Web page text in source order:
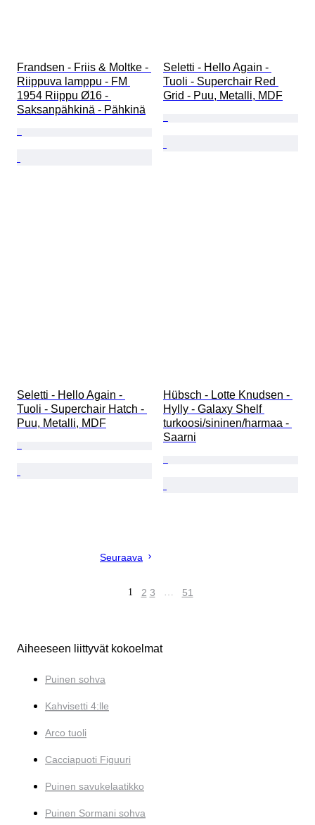
Frandsen - Friis & Moltke -
Riippuva lamppu - FM
1954 Riippu Ø16 -
Saksanpähkinä - Pähkinä
Seletti - Hello Again -
Tuoli - Superchair Red
Grid - Puu, Metalli, MDF
Seletti - Hello Again -
Tuoli - Superchair Hatch -
Puu, Metalli, MDF
Hübsch - Lotte Knudsen -
Hylly - Galaxy Shelf
turkoosi/sininen/harmaa -
Saarni
Seuraava
1 2 3 … 51
Aiheeseen liittyvät kokoelmat
Puinen sohva
Kahvisetti 4:lle
Arco tuoli
Cacciapuoti Figuuri
Puinen savukelaatikko
Puinen Sormani sohva